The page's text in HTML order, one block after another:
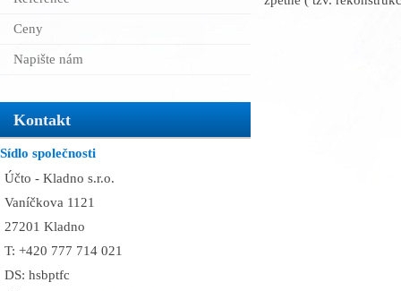
Ceny
Napište nám
Kontakt
Sídlo společnosti
Účto - Kladno s.r.o.
Vaníčkova 1121
27201 Kladno
T: +420 777 714 021
DS: hsbptfc